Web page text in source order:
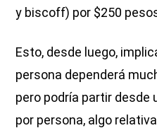
y biscoff) por $250
Esto, desde luego,
persona dependerá
pero podría partir desde
por persona, algo